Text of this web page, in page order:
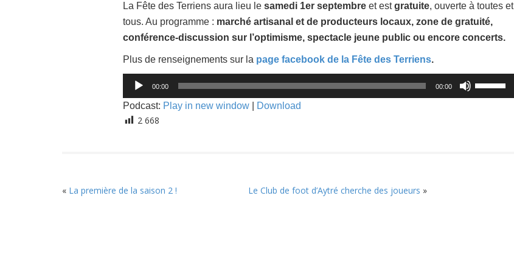
diminuer
le
volume.
La Fête des Terriens aura lieu le samedi 1er septembre et estgratuite, ouverte à toutes et
tous. Au programme : marché artisanal et de producteurs locaux, zone de gratuité,
conférence-discussion sur l’optimisme, spectacle jeune public ou encore concerts.
Plus de renseignements sur la page facebook de la Fête des Terriens.
Lecteur
audio
00:00 00:00
les
Podcast: Play in new window Download
2 668
« La première de la saison 2 ! Le Club de foot d’Aytré cherche des joueurs »